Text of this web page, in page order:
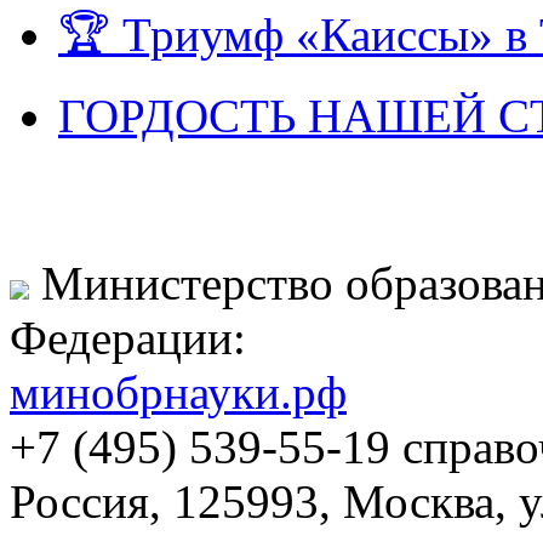
🏆 Триумф «Каиссы» в
ГОРДОСТЬ НАШЕЙ
Министерство
Федерации:
минобрнауки.рф
+7 (495) 539-55-19
Россия, 125993, Москва,